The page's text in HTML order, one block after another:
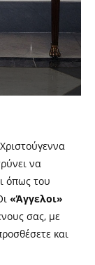
να
όπως του
«Άγγελοι»
σας, με
και